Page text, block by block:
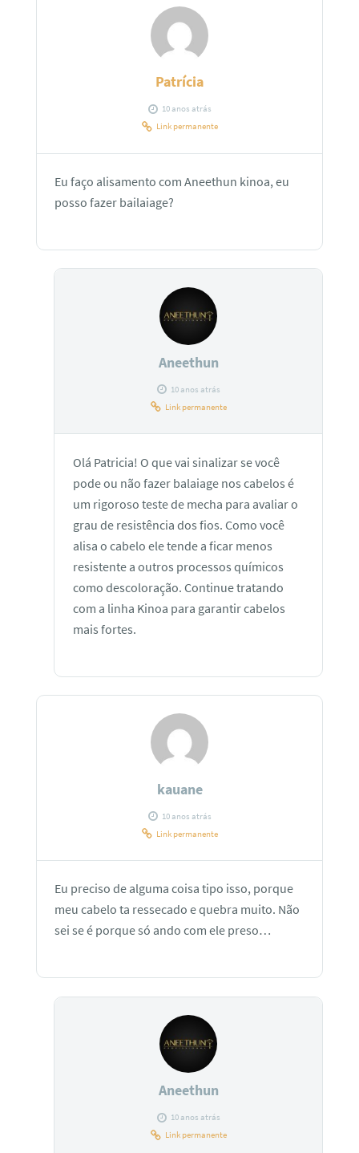
Patrícia
10 anos atrás
Link permanente
Eu faço alisamento com Aneethun kinoa, eu
posso fazer bailaiage?
Aneethun
10 anos atrás
Link permanente
Olá Patricia! O que vai sinalizar se você
pode ou não fazer balaiage nos cabelos é
um rigoroso teste de mecha para avaliar o
grau de resistência dos fios. Como você
alisa o cabelo ele tende a ficar menos
resistente a outros processos químicos
como descoloração. Continue tratando
com a linha Kinoa para garantir cabelos
mais fortes.
kauane
10 anos atrás
Link permanente
Eu preciso de alguma coisa tipo isso, porque
meu cabelo ta ressecado e quebra muito. Não
sei se é porque só ando com ele preso…
Aneethun
10 anos atrás
Link permanente